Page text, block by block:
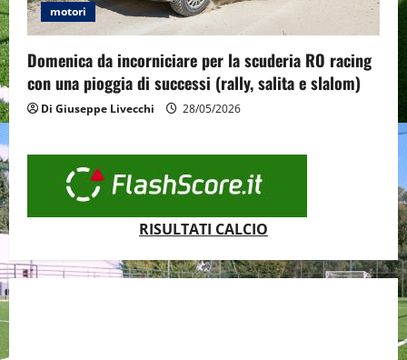
motori
Domenica da incorniciare per la scuderia RO racing
con una pioggia di successi (rally, salita e slalom)
Di Giuseppe Livecchi 28/05/2026
RISULTATI CALCIO